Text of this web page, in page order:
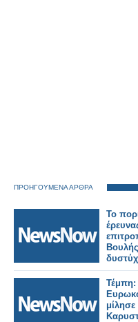
ΠΡΟΗΓΟΥΜΕΝΑ ΑΡΘΡΑ
Το
την
Τέμπη: